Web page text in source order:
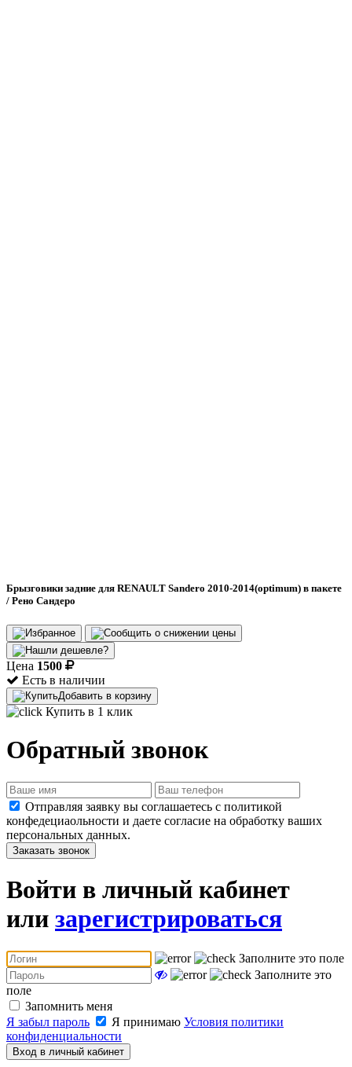
Брызговики задние для RENAULT Sandero 2010-2014(optimum) в пакете
/ Рено Сандеро
Цена 1500
Есть в наличии
Добавить в корзину
Купить в 1 клик
Обратный звонок
Отправляя заявку вы соглашаетесь с политикой
конфедециаольности и даете согласие на обработку ваших
персональных данных.
Заказать звонок
Войти в личный кабинет
или зарегистрироваться
Заполните это поле
Заполните это
поле
Запомнить меня
Я забыл пароль
Я принимаю Условия политики
конфиденциальности
Вход в личный кабинет